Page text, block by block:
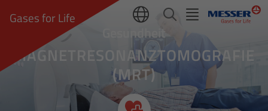
Gases for Life
Gesundheit
MAGNETRESONANZTOMOGRAFIE
(MRT)Detaillierter Einblick